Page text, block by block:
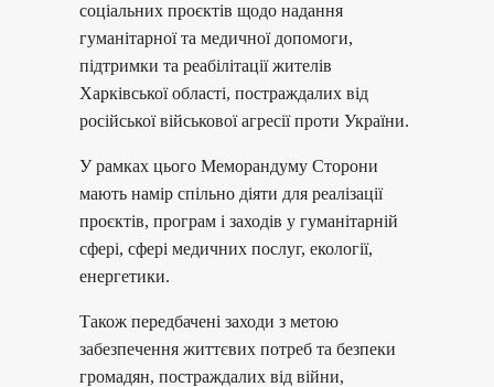
соціальних проєктів щодо надання
гуманітарної та медичної допомоги,
підтримки та реабілітації жителів
Харківської області, постраждалих від
російської військової агресії проти України.
У рамках цього Меморандуму Сторони
мають намір спільно діяти для реалізації
проєктів, програм і заходів у гуманітарній
сфері, сфері медичних послуг, екології,
енергетики.
Також передбачені заходи з метою
забезпечення життєвих потреб та безпеки
громадян, постраждалих від війни,